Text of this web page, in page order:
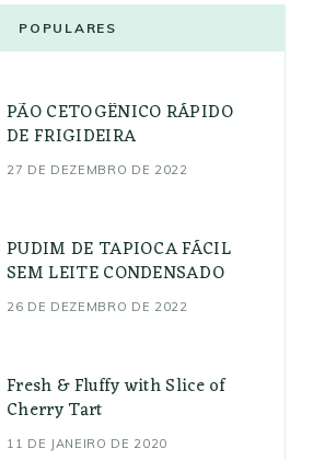
POPULARES
PÃO CETOGÊNICO RÁPIDO
DE FRIGIDEIRA
27 DE DEZEMBRO DE 2022
PUDIM DE TAPIOCA FÁCIL
SEM LEITE CONDENSADO
26 DE DEZEMBRO DE 2022
Fresh & Fluffy with Slice of
Cherry Tart
11 DE JANEIRO DE 2020